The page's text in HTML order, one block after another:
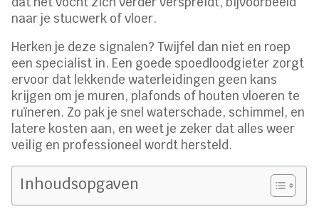
naar je stucwerk of vloer.
Herken je deze signalen? Twijfel dan niet en roep
een specialist in. Een goede spoedloodgieter zorgt
ervoor dat lekkende waterleidingen geen kans
krijgen om je muren, plafonds of houten vloeren te
ruïneren. Zo pak je snel waterschade, schimmel, en
latere kosten aan, en weet je zeker dat alles weer
veilig en professioneel wordt hersteld.
Inhoudsopgaven